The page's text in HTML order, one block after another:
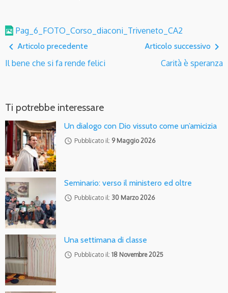
Pag_6_FOTO_Corso_diaconi_Triveneto_CA2
navigate_before Articolo precedente
Il bene che si fa rende felici
Articolo successivo navigate_next
Carità è speranza
Ti potrebbe interessare
Un dialogo con Dio vissuto come un’amicizia
access_time Pubblicato il: 9 Maggio 2026
Seminario: verso il ministero ed oltre
access_time Pubblicato il: 30 Marzo 2026
Una settimana di classe
access_time Pubblicato il: 18 Novembre 2025